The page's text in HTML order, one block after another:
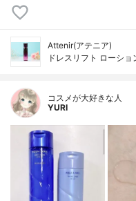
Attenir(アテニア)
ドレスリフト ローショ
コスメが大好きな人
YURI